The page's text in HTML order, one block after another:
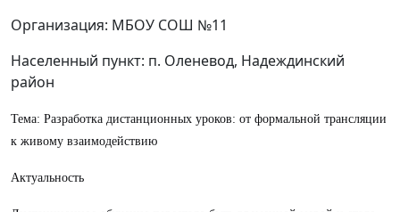
Организация: МБОУ СОШ №11
Населенный пункт: п. Оленевод, Надеждинский
район
Тема: Разработка дистанционных уроков: от формальной трансляции
к живому взаимодействию
Актуальность